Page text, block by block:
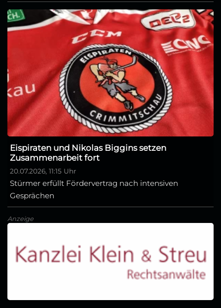
Eispiraten und Nikolas Biggins setzen
Zusammenarbeit fort
20.07.2026, 11:15 Uhr
Stürmer erfüllt Fördervertrag nach intensiven
Gesprächen
Anzeige